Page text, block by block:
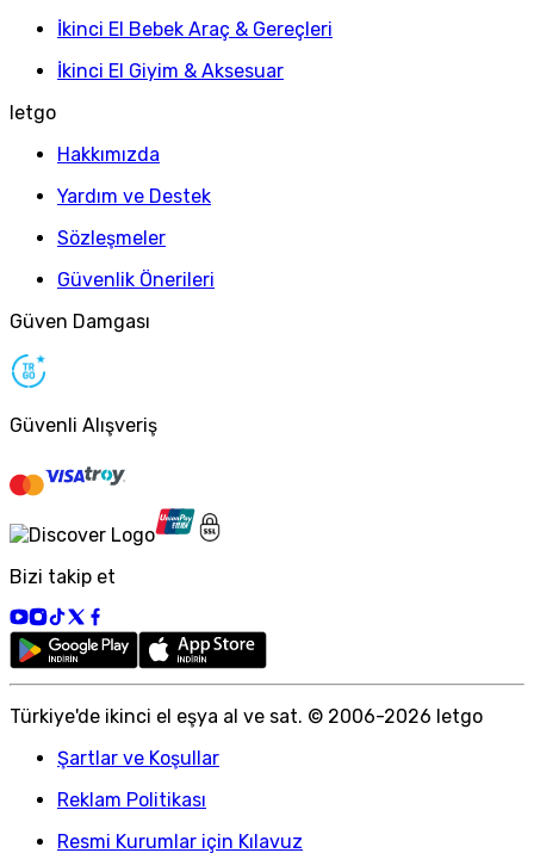
İkinci El Bebek Araç & Gereçleri
İkinci El Giyim & Aksesuar
letgo
Hakkımızda
Yardım ve Destek
Sözleşmeler
Güvenlik Önerileri
Güven Damgası
Güvenli Alışveriş
Bizi takip et
Türkiye'de ikinci el eşya al ve sat. © 2006-2026 letgo
Şartlar ve Koşullar
Reklam Politikası
Resmi Kurumlar için Kılavuz